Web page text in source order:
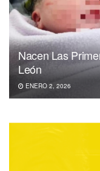
Nacen Las
León
ENERO 2, 2026